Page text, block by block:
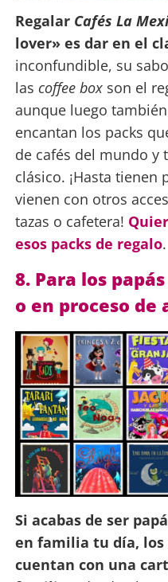
Regalar Cafés La
lover» es dar en el
inconfundible, su
las coffee boxson el
aunque luego
encantan los packs
de cafés del mundo y
clásico. ¡Hasta tienen
vienen con otros
tazas o cafetera!
esos packs de regalo.
8. Para los
o en proceso de
Si acabas de ser
en familia tu día, los
cuentan con una